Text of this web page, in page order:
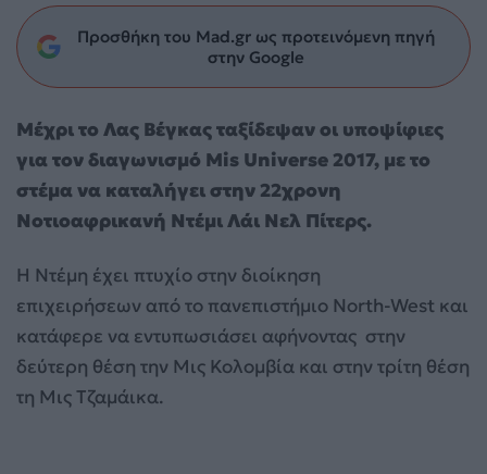
Προσθήκη του Mad.gr ως προτεινόμενη πηγή
στην Google
Μέχρι το Λας Βέγκας ταξίδεψαν οι υποψίφιες
για τον διαγωνισμό Mis Universe 2017, με το
στέμα να καταλήγει στην 22χρονη
Νοτιοαφρικανή Ντέμι Λάι Νελ Πίτερς.
Η Ντέμη έχει πτυχίο στην διοίκηση
επιχειρήσεων από το πανεπιστήμιο North-West και
κατάφερε να εντυπωσιάσει αφήνοντας στην
δεύτερη θέση την Μις Κολομβία και στην τρίτη θέση
τη Μις Τζαμάικα.